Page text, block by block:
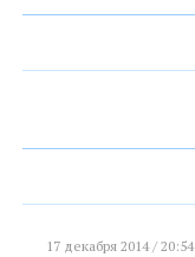
17 декабря 2014 / 20:54